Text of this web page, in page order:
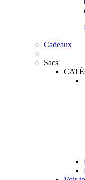
Cadeaux
Sacs